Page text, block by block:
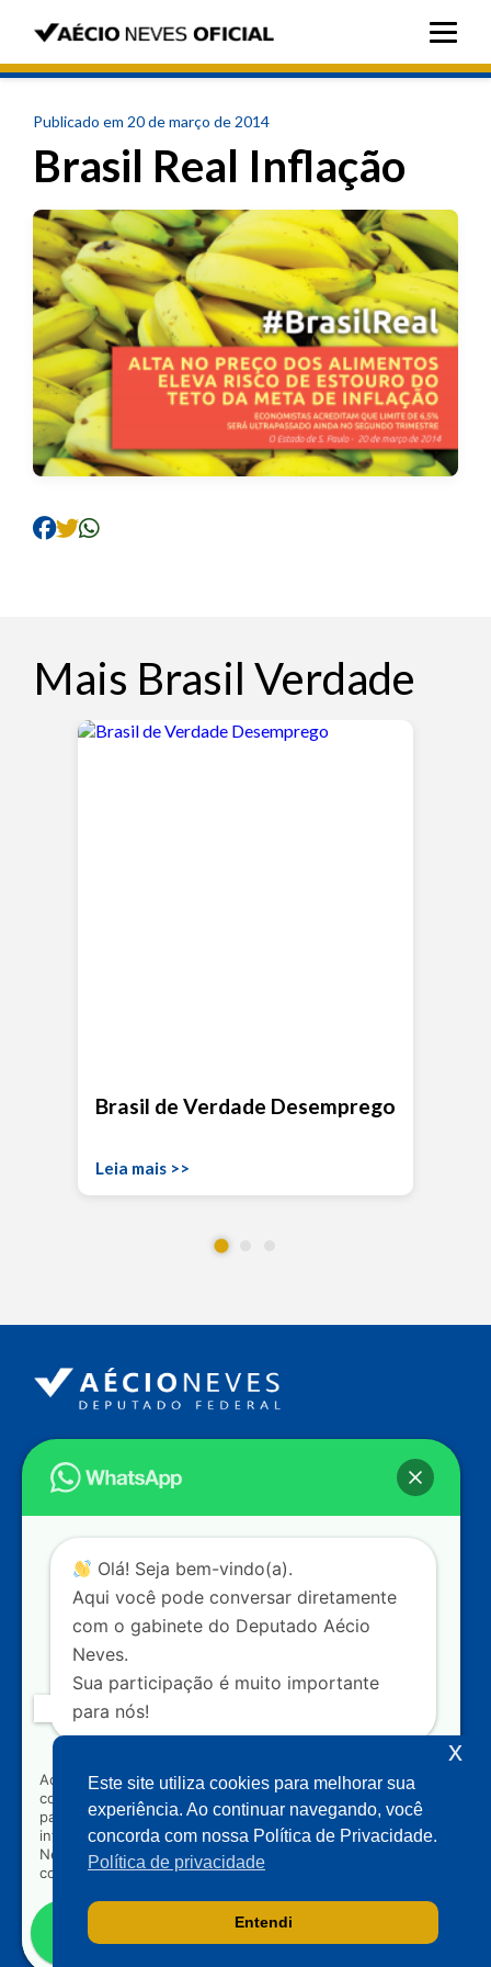
Publicado em 20 de março de 2014
Brasil Real Inflação
Mais Brasil Verdade
Brasil de Verdade Desemprego
Leia mais >>
Endereço
Câmara dos Deputados
Ed. Principal, Ala C – Gabinete
Contato
dep.aecioneves@camara.leg.br
+55 (61) 3215-5964
+55 (31) 3261-0121
+55 (31) 97150-0834
Nossas redes
Acompanhe o meu mandato
Olá! Seja bem-vindo(a).
Aqui você pode conversar diretamente
com o gabinete do Deputado Aécio
Neves.
Sua participação é muito importante
para nós!
Ao clicar para iniciar o contato pelo WhatsApp, você
concorda que seus dados serão utilizados exclusivamente
para atendimento relacionado às demandas, sugestões ou
informações referentes ao mandato do Deputado Aécio
Neves. Seus dados serão tratados com sigilo e não serão
compartilhados com terceiros.
Falar com gabinete
Este site utiliza cookies para melhorar sua
experiência. Ao continuar navegando, você
concorda com nossa Política de Privacidade.
Política de privacidade
Entendi
x